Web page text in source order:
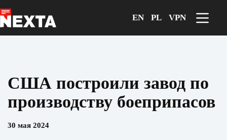
к
сути
EN PL VPN
США построили завод по
производству боеприпасов
30 мая 2024